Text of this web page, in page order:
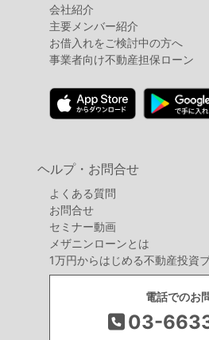
会社紹介
主要メンバー紹介
お借入れをご検討中の方へ
事業者向け不動産担保ローン
ヘルプ・お問合せ
よくある質問
お問合せ
セミナー動画
メザニンローンとは
1万円からはじめる不動産投資
電話でのお
03-